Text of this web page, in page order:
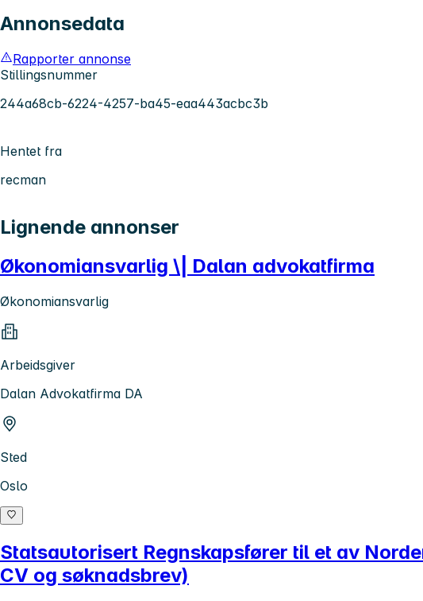
Annonsedata
Rapporter annonse
Stillingsnummer
244a68cb-6224-4257-ba45-eaa443acbc3b
Hentet fra
recman
Lignende annonser
Økonomiansvarlig \| Dalan advokatfirma
Økonomiansvarlig
Arbeidsgiver
Dalan Advokatfirma DA
Sted
Oslo
Statsautorisert Regnskapsfører til et av
CV og søknadsbrev)